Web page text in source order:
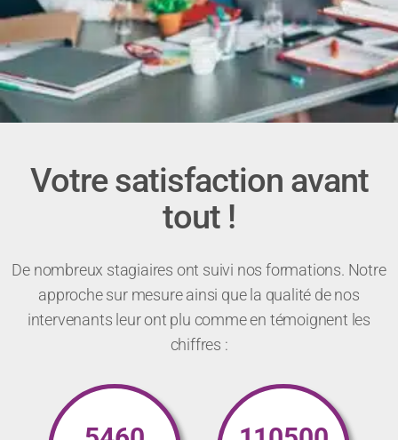
Votre satisfaction avant
tout !
De nombreux stagiaires ont suivi nos formations. Notre
approche sur mesure ainsi que la qualité de nos
intervenants leur ont plu comme en témoignent les
chiffres :